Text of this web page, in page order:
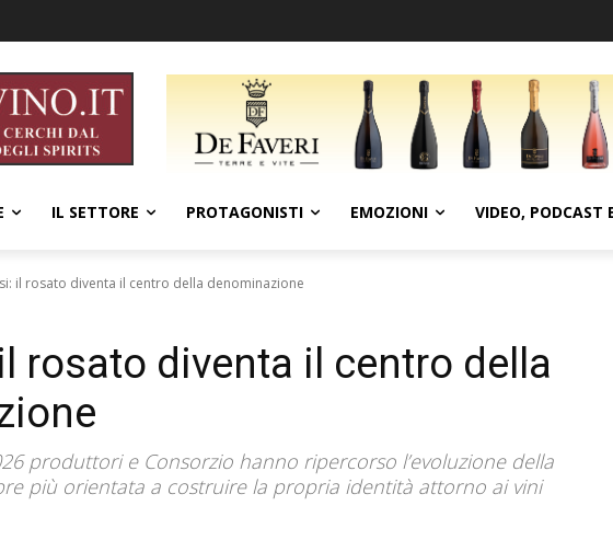
IL SETTORE PROTAGONISTI EMOZIONI VIDEO, PODCAST
il rosato diventa il centro della denominazione
rosato diventa il centro della
produttori e Consorzio hanno ripercorso l’evoluzione della
più orientata a costruire la propria identità attorno ai vini